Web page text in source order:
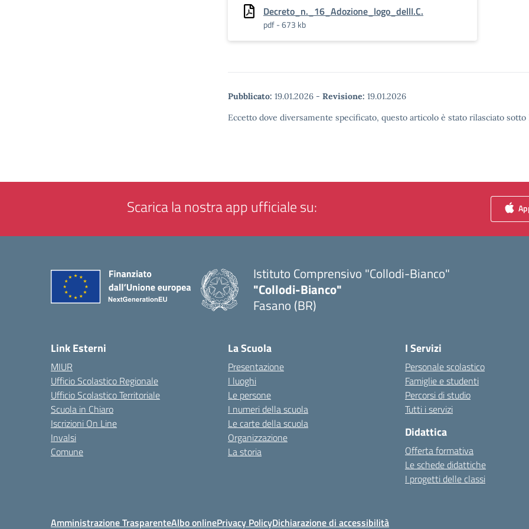
Decreto_n._16_Adozione_logo_dellI.C.
pdf - 673 kb
Pubblicato: 19.01.2026 - Revisione: 19.01.2026
Eccetto dove diversamente specificato, questo articolo è stato rilasciato
Scarica la nostra app ufficiale su:
Istituto Comprensivo "Collodi-Bianco"
"Collodi-Bianco"
Fasano (BR)
Link Esterni
MIUR
Ufficio Scolastico Regionale
Ufficio Scolastico Territoriale
Scuola in Chiaro
Iscrizioni On Line
Invalsi
Comune
La Scuola
Presentazione
I luoghi
Le persone
I numeri della scuola
Le carte della scuola
Organizzazione
La storia
I Servizi
Personale scolastico
Famiglie e studenti
Percorsi di studio
Tutti i servizi
Didattica
Offerta formativa
Le schede didattiche
I progetti delle classi
Amministrazione TrasparenteAlbo onlinePrivacy PolicyDichiarazione di accessibilità